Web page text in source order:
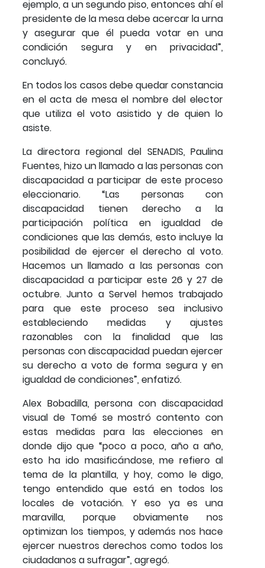
ejemplo, a un segundo piso, entonces ahí el
presidente de la mesa debe acercar la urna
y asegurar que él pueda votar en una
condición segura y en privacidad”,
concluyó.
En todos los casos debe quedar constancia
en el acta de mesa el nombre del elector
que utiliza el voto asistido y de quien lo
asiste.
La directora regional del SENADIS, Paulina
Fuentes, hizo un llamado a las personas con
discapacidad a participar de este proceso
eleccionario. “Las personas con
discapacidad tienen derecho a la
participación política en igualdad de
condiciones que las demás, esto incluye la
posibilidad de ejercer el derecho al voto.
Hacemos un llamado a las personas con
discapacidad a participar este 26 y 27 de
octubre. Junto a Servel hemos trabajado
para que este proceso sea inclusivo
estableciendo medidas y ajustes
razonables con la finalidad que las
personas con discapacidad puedan ejercer
su derecho a voto de forma segura y en
igualdad de condiciones”, enfatizó.
Alex Bobadilla, persona con discapacidad
visual de Tomé se mostró contento con
estas medidas para las elecciones en
donde dijo que “poco a poco, año a año,
esto ha ido masificándose, me refiero al
tema de la plantilla, y hoy, como le digo,
tengo entendido que está en todos los
locales de votación. Y eso ya es una
maravilla, porque obviamente nos
optimizan los tiempos, y además nos hace
ejercer nuestros derechos como todos los
ciudadanos a sufragar”, agregó.